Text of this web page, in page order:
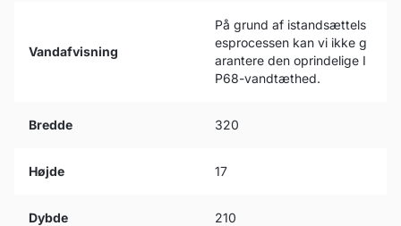
Vandafvisning
På grund af istandsættels
esprocessen kan vi ikke g
arantere den oprindelige I
P68-vandtæthed.
Bredde 320
Højde 17
Dybde 210